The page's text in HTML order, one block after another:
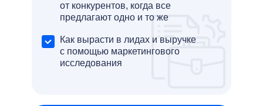
Как вырасти в лидах и выручке
с помощью маркетингового
исследования
от конкурентов, когда все
предлагают одно и то же